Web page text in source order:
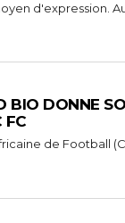
d'expression.
BIO DONNE
FC
de Football